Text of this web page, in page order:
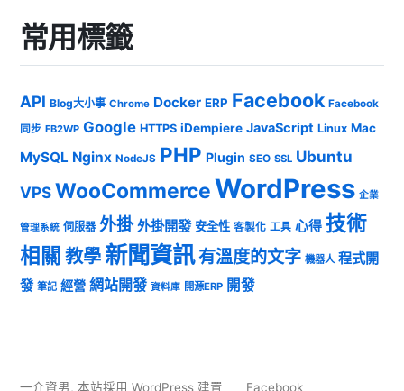
常用標籤
API Blog大小事 Chrome Docker ERP Facebook Facebook
同步 FB2WP Google HTTPS iDempiere JavaScript Linux Mac
MySQL Nginx NodeJS PHP Plugin SEO SSL Ubuntu
VPSWooCommerceWordPress 企業
管理系統 伺服器 外掛 外掛開發 安全性 客製化 工具 心得 技術
相關 教學 新聞資訊有溫度的文字 機器人 程式開
發 筆記 經營 網站開發 資料庫 開源ERP 開發
一介資男, 本站採用 WordPress 建置 Facebook